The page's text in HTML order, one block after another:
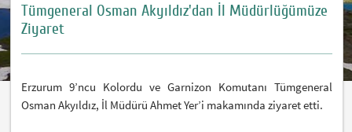
Tümgeneral Osman Akyıldız'dan İl Müdürlüğümüze
Ziyaret
Erzurum 9’ncu Kolordu ve Garnizon Komutanı Tümgeneral
Osman Akyıldız, İl Müdürü Ahmet Yer’i makamında ziyaret etti.